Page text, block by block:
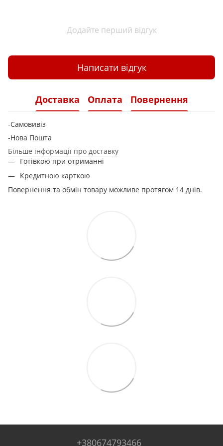
Додайте перший відгук
Написати відгук
Доставка Оплата Повернення
-Самовивіз
-Нова Пошта
Більше інформації про доставку
Готівкою при отриманні
Кредитною карткою
Повернення та обмін товару можливе протягом 14 днів.
+380674793466